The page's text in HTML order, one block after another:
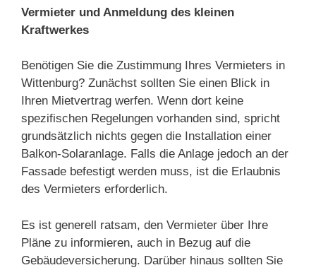
Vermieter und Anmeldung des kleinen
Kraftwerkes
Benötigen Sie die Zustimmung Ihres Vermieters in
Wittenburg? Zunächst sollten Sie einen Blick in
Ihren Mietvertrag werfen. Wenn dort keine
spezifischen Regelungen vorhanden sind, spricht
grundsätzlich nichts gegen die Installation einer
Balkon-Solaranlage. Falls die Anlage jedoch an der
Fassade befestigt werden muss, ist die Erlaubnis
des Vermieters erforderlich.
Es ist generell ratsam, den Vermieter über Ihre
Pläne zu informieren, auch in Bezug auf die
Gebäudeversicherung. Darüber hinaus sollten Sie